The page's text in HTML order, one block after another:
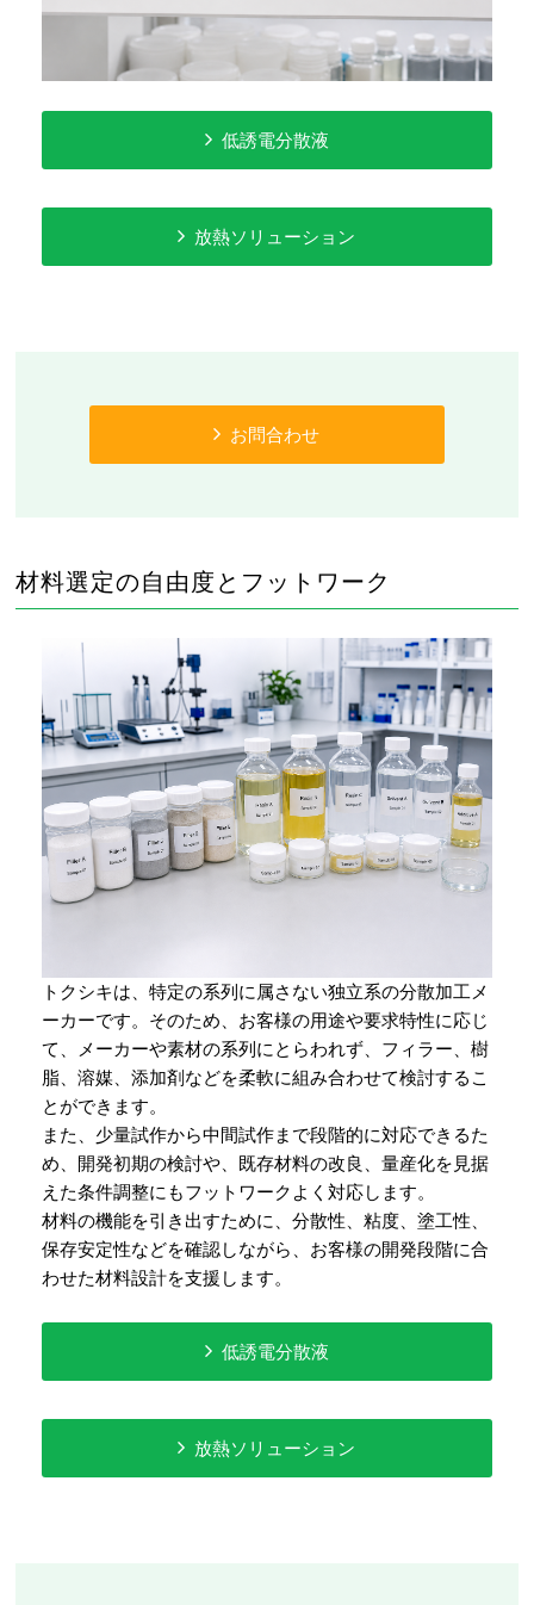
低誘電分散液
放熱ソリューション
お問合わせ
材料選定の自由度とフットワーク
トクシキは、特定の系列に属さない独立系の分散加工メ
ーカーです。そのため、お客様の用途や要求特性に応じ
て、メーカーや素材の系列にとらわれず、フィラー、樹
脂、溶媒、添加剤などを柔軟に組み合わせて検討するこ
とができます。
また、少量試作から中間試作まで段階的に対応できるた
め、開発初期の検討や、既存材料の改良、量産化を見据
えた条件調整にもフットワークよく対応します。
材料の機能を引き出すために、分散性、粘度、塗工性、
保存安定性などを確認しながら、お客様の開発段階に合
わせた材料設計を支援します。
低誘電分散液
放熱ソリューション